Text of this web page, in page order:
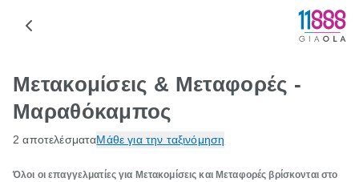
Μετακομίσεις & Μεταφορές -
Μαραθόκαμπος
2 αποτελέσματαΜάθε για την ταξινόμηση
Όλοι οι επαγγελματίες για Μετακομίσεις και Μεταφορές βρίσκονται στο